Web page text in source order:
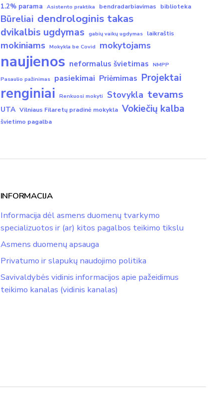
1.2% parama Asistento praktika bendradarbiavimas biblioteka
Būreliai dendrologinis takas
dvikalbis ugdymas gabių vaikų ugdymas laikraštis
mokiniams Mokykla be Covid mokytojams
naujienos neformalus švietimas NMPP
Pasaulio pažinimas
pasiekimai Priėmimas Projektai
renginiai Renkuosi mokyti Stovykla tevams
UTA Vilniaus Filaretų pradinė mokykla Vokiečių kalba
švietimo pagalba
INFORMACIJA
Informacija dėl asmens duomenų tvarkymo
specializuotos ir (ar) kitos pagalbos teikimo tikslu
Asmens duomenų apsauga
Privatumo ir slapukų naudojimo politika
Savivaldybės vidinis informacijos apie pažeidimus
teikimo kanalas (vidinis kanalas)